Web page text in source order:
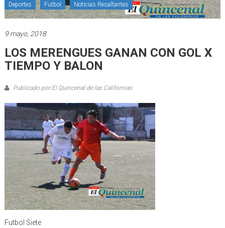
Deportes Futbol Noticias Resaltantes
9 mayo, 2018
LOS MERENGUES GANAN CON GOL X
TIEMPO Y BALON
Publicado por:El Quincenal de las Californias
Futbol Siete